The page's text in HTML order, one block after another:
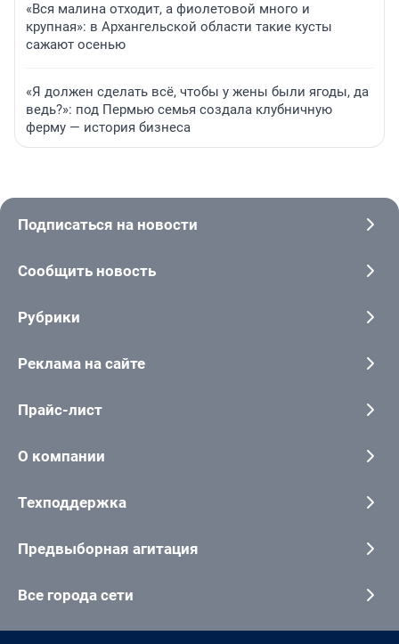
«Вся малина отходит, а фиолетовой много и
крупная»: в Архангельской области такие кусты
сажают осенью
«Я должен сделать всё, чтобы у жены были ягоды, да
ведь?»: под Пермью семья создала клубничную
ферму — история бизнеса
Подписаться на новости
Сообщить новость
Рубрики
Реклама на сайте
Прайс-лист
О компании
Техподдержка
Предвыборная агитация
Все города сети